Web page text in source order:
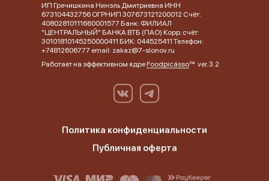
ИП Гречишкина Нинэль Дмитриевна ИНН
673104432756 ОГРНИП 307673121200012 Счёт:
40802810111660001577 Банк: ФИЛИАЛ
"ЦЕНТРАЛЬНЫЙ" БАНКА ВТБ (ПАО) Корр. счёт:
30101810145250000411 БИК: 044525411 Телефон:
+74812606777 email: zakaz@7-slonov.ru
Работает на эффективном ядреFoodpicássover. 3.2
Политика конфиденциальности
Публичная оферта